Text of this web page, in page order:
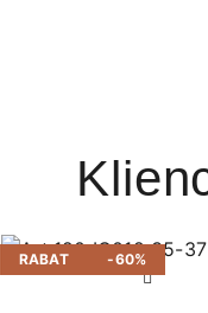
RABAT -60%